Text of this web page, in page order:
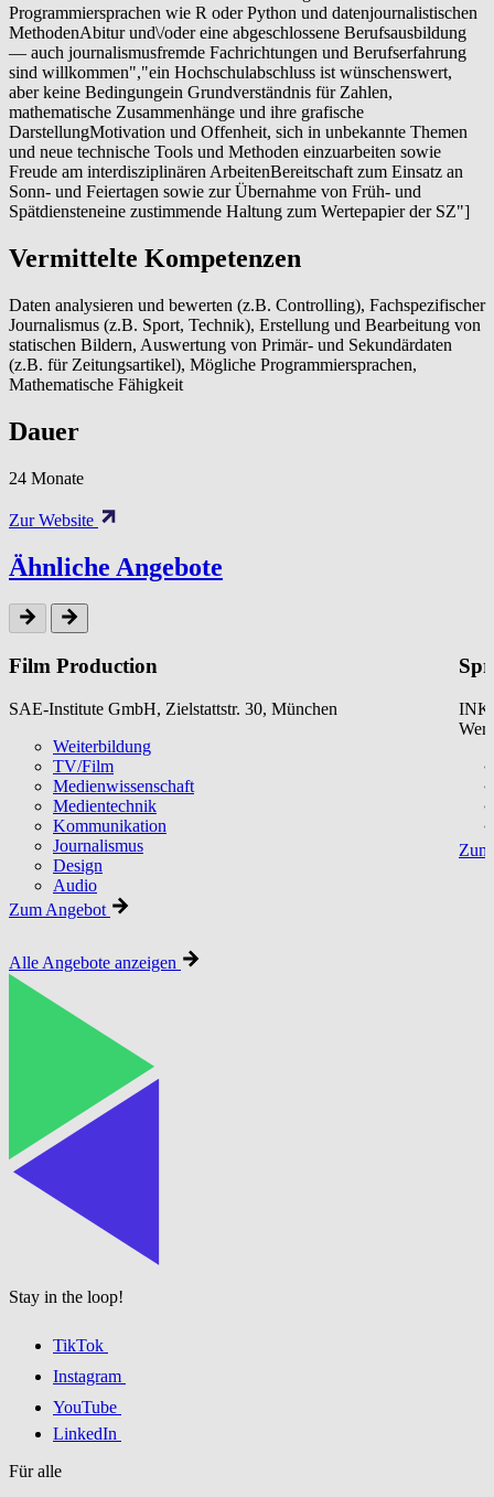
Programmiersprachen wie R oder Python und datenjournalistischen
MethodenAbitur und\/oder eine abgeschlossene Berufsausbildung
— auch journalismusfremde Fachrichtungen und Berufserfahrung
sind willkommen","ein Hochschulabschluss ist wünschenswert,
aber keine Bedingungein Grundverständnis für Zahlen,
mathematische Zusammenhänge und ihre grafische
DarstellungMotivation und Offenheit, sich in unbekannte Themen
und neue technische Tools und Methoden einzuarbeiten sowie
Freude am interdisziplinären ArbeitenBereitschaft zum Einsatz an
Sonn- und Feiertagen sowie zur Übernahme von Früh- und
Spätdiensteneine zustimmende Haltung zum Wertepapier der SZ"]
Vermittelte Kompetenzen
Daten analysieren und bewerten (z.B. Controlling), Fachspezifischer
Journalismus (z.B. Sport, Technik), Erstellung und Bearbeitung von
statischen Bildern, Auswertung von Primär- und Sekundärdaten
(z.B. für Zeitungsartikel), Mögliche Programmiersprachen,
Mathematische Fähigkeit
Dauer
24 Monate
Zur Website
Ähnliche Angebote
Film Production
SAE-Institute GmbH, Zielstattstr. 30, München
Weiterbildung
TV/Film
Medienwissenschaft
Medientechnik
Kommunikation
Journalismus
Design
Audio
Zum Angebot
Alle Angebote anzeigen
Stay in the loop!
TikTok
Instagram
YouTube
LinkedIn
Für alle